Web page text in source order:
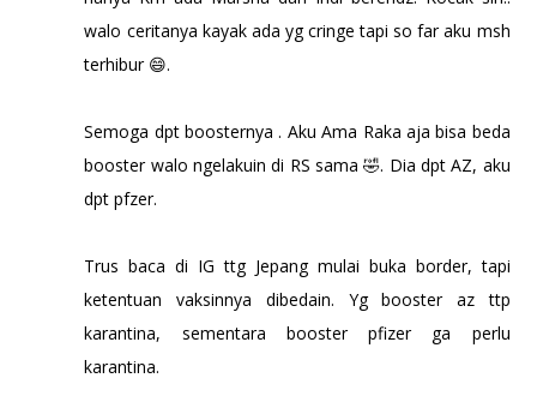
walo ceritanya kayak ada yg cringe tapi so far aku msh
terhibur 😄.
Semoga dpt boosternya . Aku Ama Raka aja bisa beda
booster walo ngelakuin di RS sama 🤣. Dia dpt AZ, aku
dpt pfzer.
Trus baca di IG ttg Jepang mulai buka border, tapi
ketentuan vaksinnya dibedain. Yg booster az ttp
karantina, sementara booster pfizer ga perlu
karantina.